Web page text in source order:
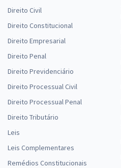
Direito Civil
Direito Constitucional
Direito Empresarial
Direito Penal
Direito Previdenciário
Direito Processual Civil
Direito Processual Penal
Direito Tributário
Leis
Leis Complementares
Remédios Constitucionais